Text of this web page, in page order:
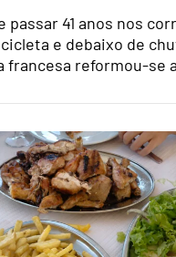
passar 41 anos nos
e debaixo de
francesa reformou-se